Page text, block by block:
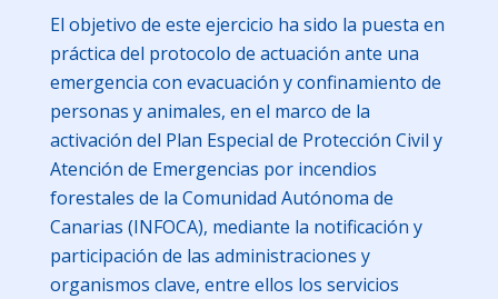
El objetivo de este ejercicio ha sido la puesta en
práctica del protocolo de actuación ante una
emergencia con evacuación y confinamiento de
personas y animales, en el marco de la
activación del Plan Especial de Protección Civil y
Atención de Emergencias por incendios
forestales de la Comunidad Autónoma de
Canarias (INFOCA), mediante la notificación y
participación de las administraciones y
organismos clave, entre ellos los servicios